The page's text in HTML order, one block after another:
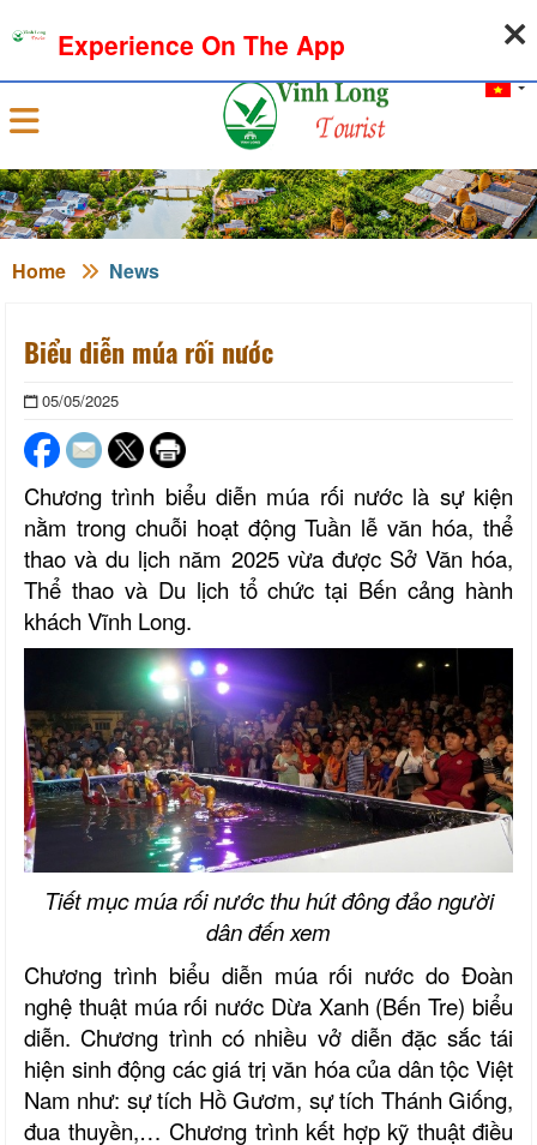
Sign in
Home News
Biểu diễn múa rối nước
05/05/2025
Chương trình biểu diễn múa rối nước là sự kiện
nằm trong chuỗi hoạt động Tuần lễ văn hóa, thể
thao và du lịch năm 2025 vừa được Sở Văn hóa,
Thể thao và Du lịch tổ chức tại Bến cảng hành
khách Vĩnh Long.
Tiết mục múa rối nước thu hút đông đảo người
dân đến xem
Chương trình biểu diễn múa rối nước do Đoàn
nghệ thuật múa rối nước Dừa Xanh (Bến Tre) biểu
diễn. Chương trình có nhiều vở diễn đặc sắc tái
hiện sinh động các giá trị văn hóa của dân tộc Việt
Nam như: sự tích Hồ Gươm, sự tích Thánh Giống,
đua thuyền,… Chương trình kết hợp kỹ thuật điều
Experience On The App